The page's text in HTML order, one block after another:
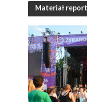
Materiał